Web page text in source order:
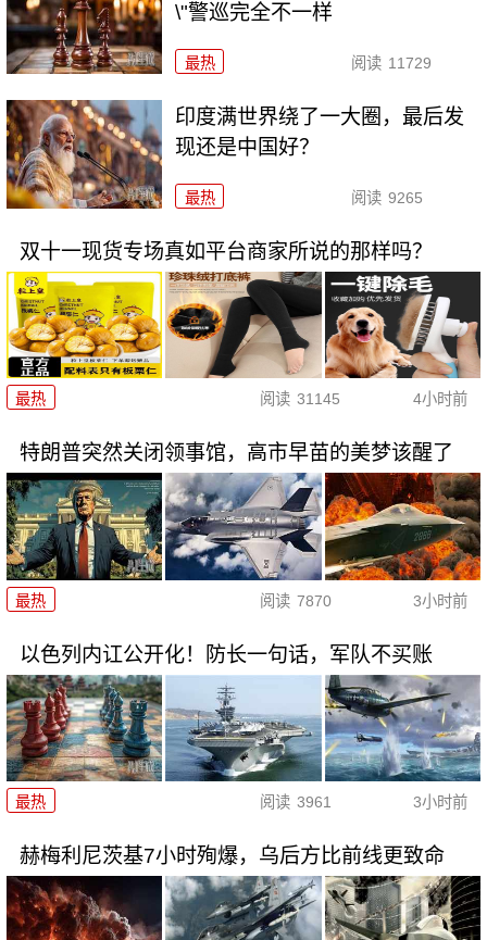
\"警巡完全不一样
最热 阅读 11729
印度满世界绕了一大圈，最后发
现还是中国好？
最热 阅读 9265
双十一现货专场真如平台商家所说的那样吗？
最热 阅读 31145 4小时前
特朗普突然关闭领事馆，高市早苗的美梦该醒了
最热 阅读 7870 3小时前
以色列内讧公开化！防长一句话，军队不买账
最热 阅读 3961 3小时前
赫梅利尼茨基7小时殉爆，乌后方比前线更致命